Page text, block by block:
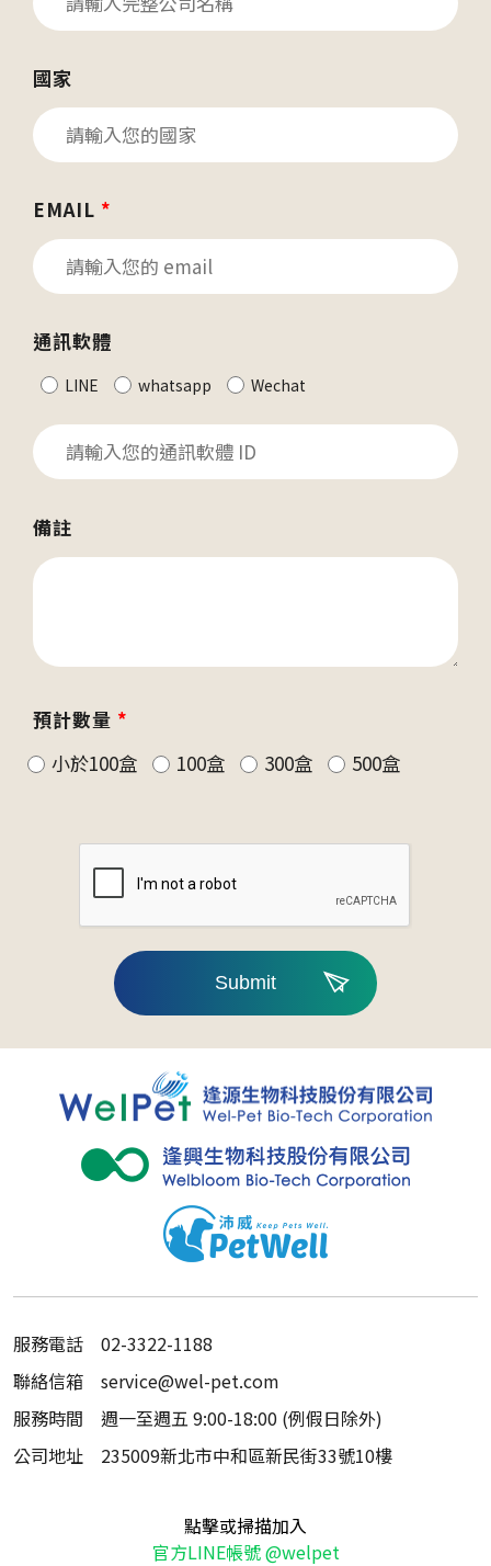
國家
EMAIL *
通訊軟體
LINE whatsapp Wechat
備註
預計數量 *
小於100盒
100盒 300盒 500盒
Submit
服務電話
02-3322-1188
聯絡信箱
service@wel-pet.com
服務時間
週一至週五 9:00-18:00 (例假日除外)
公司地址
235009新北市中和區新民街33號10樓
點擊或掃描加入
官方LINE帳號 @welpet